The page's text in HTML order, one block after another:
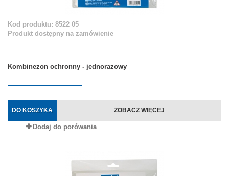
Kod produktu: 8522 05
Produkt dostępny na zamówienie
Kombinezon ochronny - jednorazowy
DO KOSZYKA ZOBACZ WIĘCEJ
Dodaj do porówania